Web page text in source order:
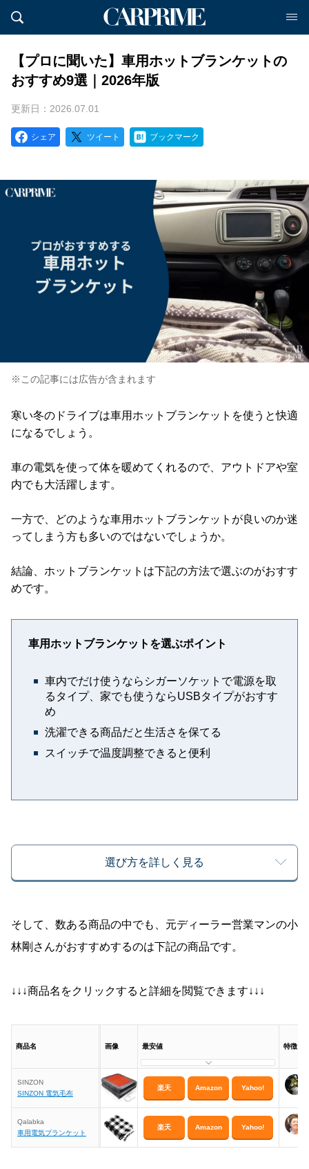
【プロに聞いた】車用ホットブランケットの
おすすめ9選｜2026年版
更新日：2026.07.01
シェア ツイート ブックマーク
※この記事には広告が含まれます
寒い冬のドライブは車用ホットブランケットを使うと快適
になるでしょう。
車の電気を使って体を暖めてくれるので、アウトドアや室
内でも大活躍します。
一方で、どのような車用ホットブランケットが良いのか迷
ってしまう方も多いのではないでしょうか。
結論、ホットブランケットは下記の方法で選ぶのがおすす
めです。
車用ホットブランケットを選ぶポイント
車内でだけ使うならシガーソケットで電源を取
るタイプ、家でも使うならUSBタイプがおすす
め
洗濯できる商品だと生活さを保てる
スイッチで温度調整できると便利
選び方を詳しく見る
そして、数ある商品の中でも、元ディーラー営業マンの小
林剛さんがおすすめするのは下記の商品です。
↓↓↓商品名をクリックすると詳細を閲覧できます↓↓↓
商品名 画像 最安値 特徴
SINZON
SINZON 電気毛布
楽天 Amazon Yahoo!
Qalabka
車用電気ブランケット
楽天 Amazon Yahoo!